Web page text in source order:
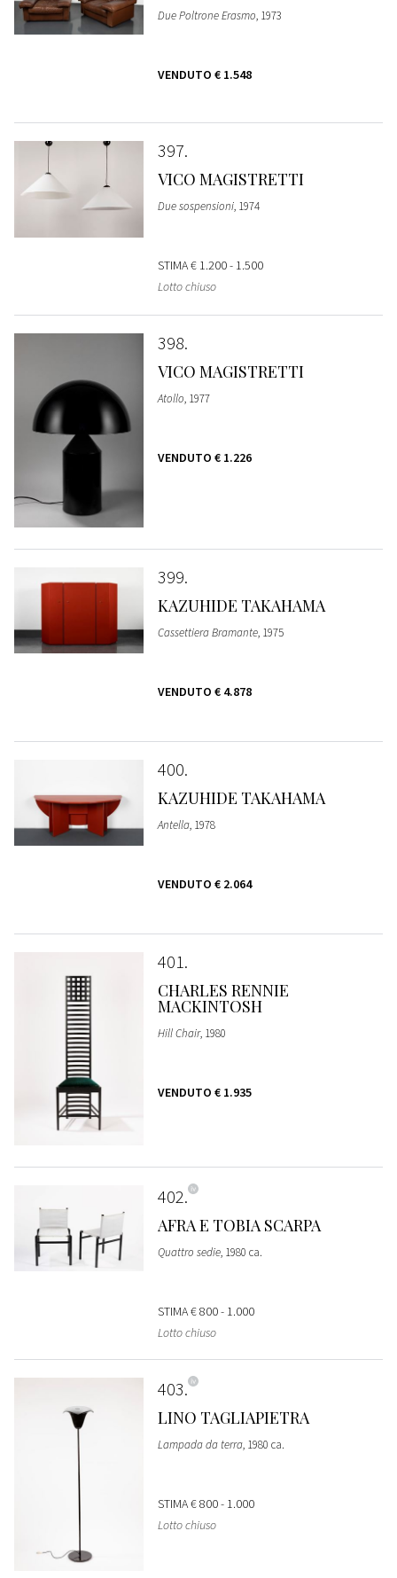
Due Poltrone Erasmo, 1973
VENDUTO € 1.548
397
VICO MAGISTRETTI
Due sospensioni, 1974
STIMA€ 1.200 - 1.500
Lotto chiuso
398
VICO MAGISTRETTI
Atollo, 1977
VENDUTO € 1.226
399
KAZUHIDE TAKAHAMA
Cassettiera Bramante, 1975
VENDUTO € 4.878
400
KAZUHIDE TAKAHAMA
Antella, 1978
VENDUTO € 2.064
401
CHARLES RENNIE
MACKINTOSH
Hill Chair, 1980
VENDUTO € 1.935
402
AFRA E TOBIA SCARPA
Quattro sedie, 1980 ca.
STIMA€ 800 - 1.000
Lotto chiuso
403
LINO TAGLIAPIETRA
Lampada da terra, 1980 ca.
STIMA€ 800 - 1.000
Lotto chiuso